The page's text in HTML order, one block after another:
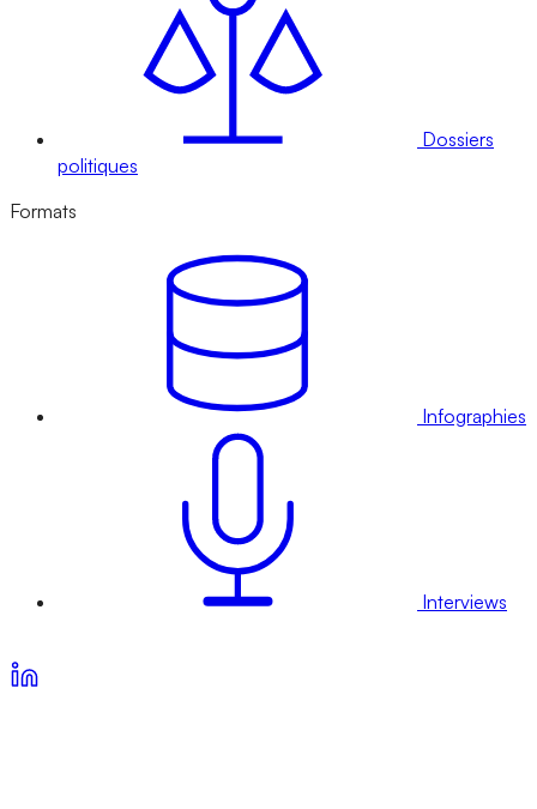
Dossiers
politiques
Formats
Infographies
Interviews